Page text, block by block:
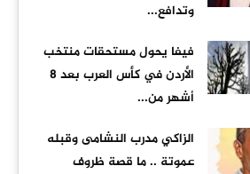
وتدافع...
فيفا يحول مستحقات منتخب
الأردن في كأس العرب بعد 8
أشهر من...
الزاكي مدرب النشامى وقبله
عموتة .. ما قصة ظروف